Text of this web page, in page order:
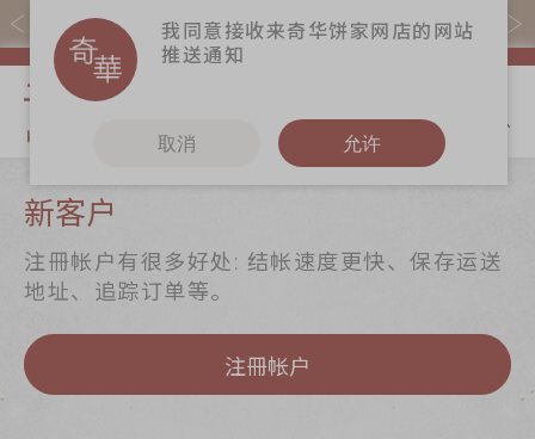
易赏钱会员凭推广码购买现货产品可赚易赏钱($5=1分)
关于奇华
奇华传奇
最新推广
商务销售
奇华饼食
贺年食品
手信礼品
更多
奇华工作坊
新客户
注冊帐户有很多好处: 结帐速度更快、保存运送
地址、追踪订单等。
注冊帐户
我同意接收来奇华饼家网店的网站
推送通知
取消 允许